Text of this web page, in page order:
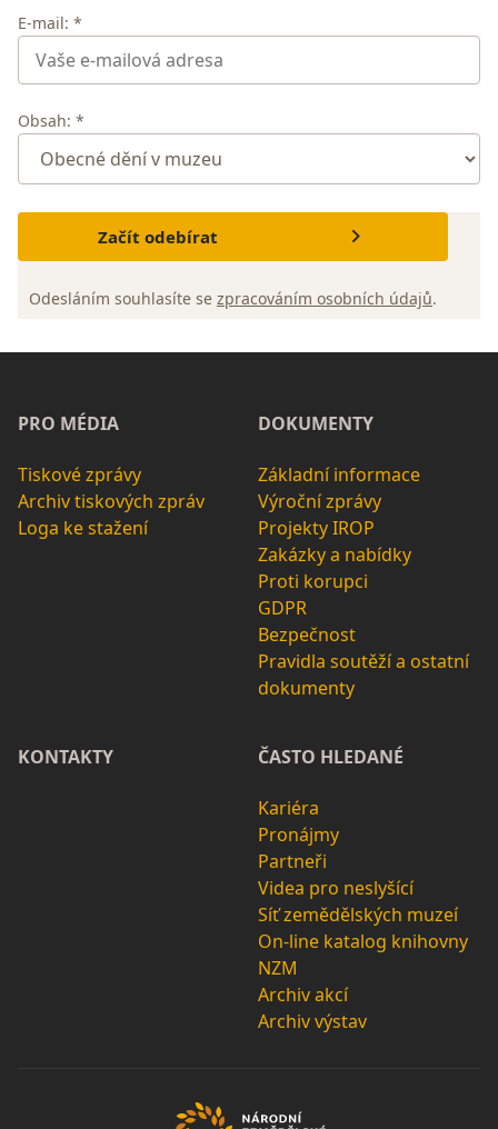
E-mail: *
Obsah: *
Začít odebírat
Odesláním souhlasíte se zpracováním osobních údajů.
PRO MÉDIA
Tiskové zprávy
Archiv tiskových zpráv
Loga ke stažení
DOKUMENTY
Základní informace
Výroční zprávy
Projekty IROP
Zakázky a nabídky
Proti korupci
GDPR
Bezpečnost
Pravidla soutěží a ostatní
dokumenty
KONTAKTY ČASTO HLEDANÉ
Kariéra
Pronájmy
Partneři
Videa pro neslyšící
Síť zemědělských muzeí
On-line katalog knihovny
NZM
Archiv akcí
Archiv výstav